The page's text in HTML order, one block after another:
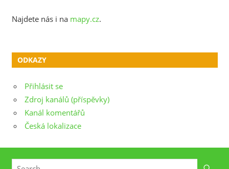
Najdete nás i na mapy.cz.
ODKAZY
Přihlásit se
Zdroj kanálů (příspěvky)
Kanál komentářů
Česká lokalizace